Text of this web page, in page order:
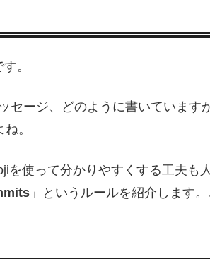
。
セージ、どのように書いています
。
を使って分かりやすくする工夫も
」というルールを紹介します